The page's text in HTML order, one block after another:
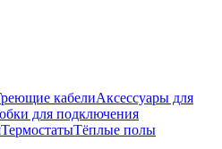
кабелиАксессуары для
для подключения
ТермостатыТёплые полы